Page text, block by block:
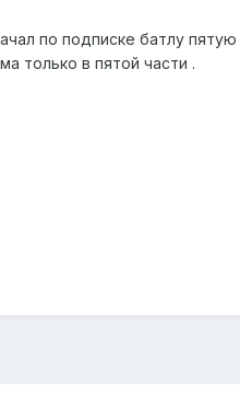
по подписке батлу
только в пятой части .